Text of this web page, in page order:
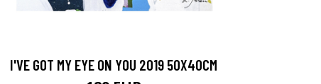
I'VE GOT MY EYE ON YOU 2019 50X40CM